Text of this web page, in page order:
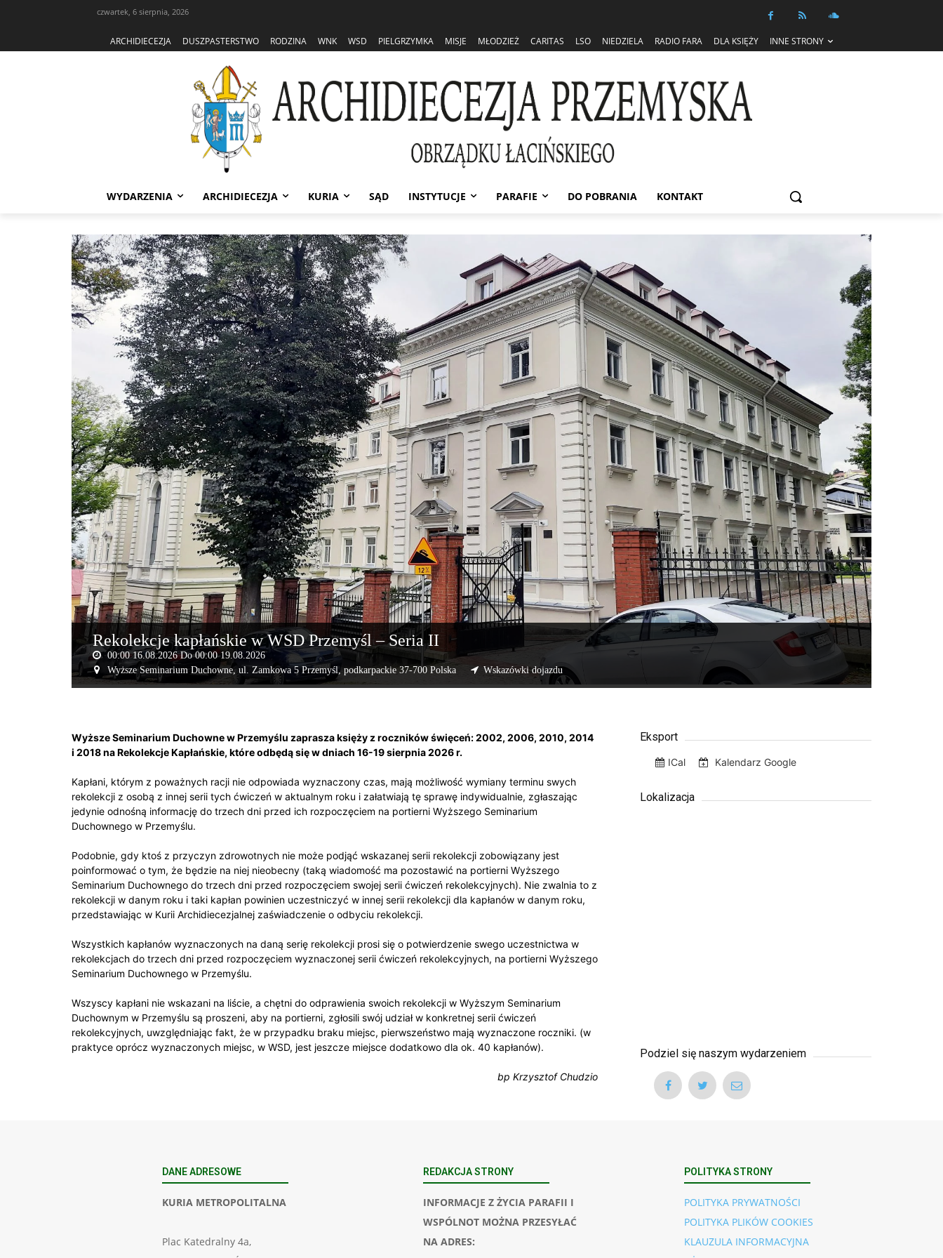
czwartek, 6 sierpnia, 2026
ARCHIDIECEZJA DUSZPASTERSTWO RODZINA WNK WSD PIELGRZYMKA MISJE MŁODZIEŻ CARITAS LSO NIEDZIELA RADIO FARA DLA KSIĘŻY INNE STRONY
WYDARZENIA ARCHIDIECEZJA KURIA SĄD INSTYTUCJE PARAFIE DO POBRANIA KONTAKT
Rekolekcje kapłańskie w WSD Przemyśl – Seria II
00:0016.08.2026Do 00:0019.08.2026
Wyższe Seminarium Duchowne, ul. Zamkowa 5 Przemyśl, podkarpackie 37-700 Polska Wskazówki dojazdu
Wyższe Seminarium Duchowne w Przemyślu zaprasza księży z roczników święceń: 2002, 2006, 2010, 2014
i 2018 na Rekolekcje Kapłańskie, które odbędą się w dniach 16-19 sierpnia 2026 r.
Kapłani, którym z poważnych racji nie odpowiada wyznaczony czas, mają możliwość wymiany terminu swych
rekolekcji z osobą z innej serii tych ćwiczeń w aktualnym roku i załatwiają tę sprawę indywidualnie, zgłaszając
jedynie odnośną informację do trzech dni przed ich rozpoczęciem na portierni Wyższego Seminarium
Duchownego w Przemyślu.
Podobnie, gdy ktoś z przyczyn zdrowotnych nie może podjąć wskazanej serii rekolekcji zobowiązany jest
poinformować o tym, że będzie na niej nieobecny (taką wiadomość ma pozostawić na portierni Wyższego
Seminarium Duchownego do trzech dni przed rozpoczęciem swojej serii ćwiczeń rekolekcyjnych). Nie zwalnia to z
rekolekcji w danym roku i taki kapłan powinien uczestniczyć w innej serii rekolekcji dla kapłanów w danym roku,
przedstawiając w Kurii Archidiecezjalnej zaświadczenie o odbyciu rekolekcji.
Wszystkich kapłanów wyznaczonych na daną serię rekolekcji prosi się o potwierdzenie swego uczestnictwa w
rekolekcjach do trzech dni przed rozpoczęciem wyznaczonej serii ćwiczeń rekolekcyjnych, na portierni Wyższego
Seminarium Duchownego w Przemyślu.
Wszyscy kapłani nie wskazani na liście, a chętni do odprawienia swoich rekolekcji w Wyższym Seminarium
Duchownym w Przemyślu są proszeni, aby na portierni, zgłosili swój udział w konkretnej serii ćwiczeń
rekolekcyjnych, uwzględniając fakt, że w przypadku braku miejsc, pierwszeństwo mają wyznaczone roczniki. (w
praktyce oprócz wyznaczonych miejsc, w WSD, jest jeszcze miejsce dodatkowo dla ok. 40 kapłanów).
bp Krzysztof Chudzio
Eksport
ICal Kalendarz Google
Lokalizacja
Podziel się naszym wydarzeniem
DANE ADRESOWE
KURIA METROPOLITALNA
Plac Katedralny 4a,
REDAKCJA STRONY
INFORMACJE Z ŻYCIA PARAFII I
WSPÓLNOT MOŻNA PRZESYŁAĆ
NA ADRES:
POLITYKA STRONY
POLITYKA PRYWATNOŚCI
POLITYKA PLIKÓW COOKIES
KLAUZULA INFORMACYJNA